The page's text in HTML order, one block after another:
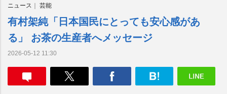
ニュース 芸能
有村架純「日本国民にとっても安心感があ
る」 お茶の生産者へメッセージ
2026-05-12 11:30